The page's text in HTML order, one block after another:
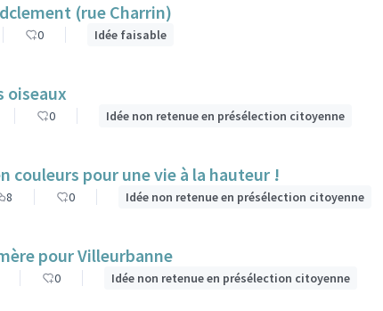
(rue Charrin)
0 Idée faisable
oiseaux
0 Idée non retenue en présélection citoyenne
couleurs pour une vie à la hauteur !
8 0 Idée non retenue en présélection citoyenne
pour Villeurbanne
0 Idée non retenue en présélection citoyenne